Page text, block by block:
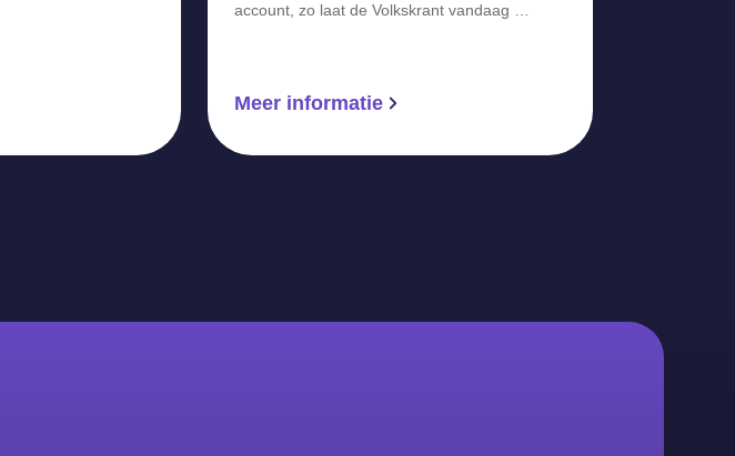
account, zo laat de Volkskrant vandaag …
Meer informatie